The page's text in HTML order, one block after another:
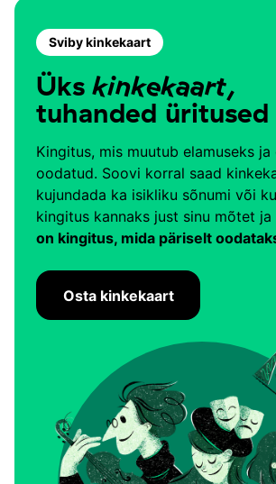
Sviby kinkekaart
Ükskinkekaart,
tuhanded üritused
Kingitus, mis muutub elamuseks
oodatud. Soovi korral saad
kujundada ka isikliku sõnumi või
kingitus kannaks just sinu mõtet ja
on kingitus, mida päriselt
Osta kinkekaart